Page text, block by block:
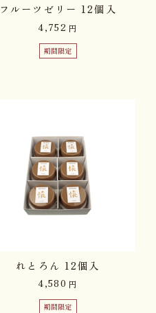
フルーツゼリー 12個入
4,752 円
期間限定
れとろん 12個入
4,580 円
期間限定